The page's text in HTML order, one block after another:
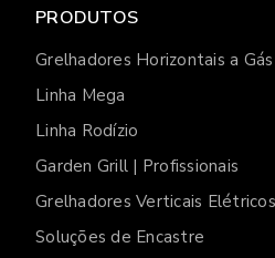
PRODUTOS
Grelhadores Horizontais a Gás
Linha Mega
Linha Rodízio
Garden Grill | Profissionais
Grelhadores Verticais Elétricos
Soluções de Encastre